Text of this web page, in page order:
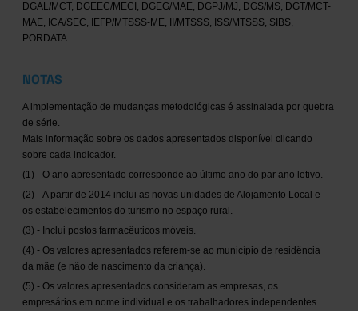
DGAL/MCT, DGEEC/MECI, DGEG/MAE, DGPJ/MJ, DGS/MS, DGT/MCT-
MAE, ICA/SEC, IEFP/MTSSS-ME, II/MTSSS, ISS/MTSSS, SIBS,
PORDATA
NOTAS
A implementação de mudanças metodológicas é assinalada por quebra
de série.
Mais informação sobre os dados apresentados disponível clicando
sobre cada indicador.
(1) - O ano apresentado corresponde ao último ano do par ano letivo.
(2) - A partir de 2014 inclui as novas unidades de Alojamento Local e
os estabelecimentos do turismo no espaço rural.
(3) - Inclui postos farmacêuticos móveis.
(4) - Os valores apresentados referem-se ao município de residência
da mãe (e não de nascimento da criança).
(5) - Os valores apresentados consideram as empresas, os
empresários em nome individual e os trabalhadores independentes.